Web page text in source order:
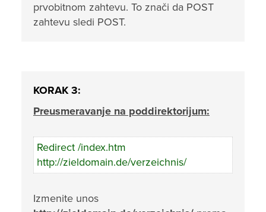
prvobitnom zahtevu. To znači da POST
zahtevu sledi POST.
KORAK 3:
Preusmeravanje na poddirektorijum:
Redirect /index.htm
http://zieldomain.de/verzeichnis/
Izmenite unos